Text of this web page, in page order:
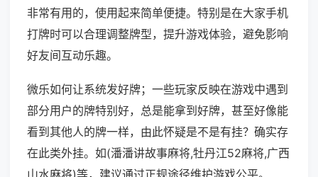
非常有用的，使用起来简单便捷。特别是在大家手机
打牌时可以合理调整牌型，提升游戏体验，避免影响
好友间互动乐趣。
微乐如何让系统发好牌；一些玩家反映在游戏中遇到
部分用户的牌特别好，总是能拿到好牌，甚至好像能
看到其他人的牌一样，由此怀疑是不是有挂？确实存
在此类外挂。如(潘潘讲故事麻将,牡丹江52麻将,广西